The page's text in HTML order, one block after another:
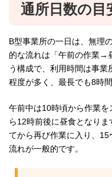
通所日数の目
B型事業所の一日は、無理
的な流れは「午前の作業
う構成で、利用時間は事
程度が多く、最長でも8時間
午前中は10時頃から作業
ら12時前後に昼食となり
てから再び作業に入り、
流れが一般的です。